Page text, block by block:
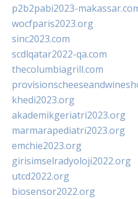
p2b2pabi2023-
wocfparis2023.org
sinc2023.com
scdlqatar2022-qa.com
thecolumbiagrill.com
khedi2023.org
akademikgeriatri2023.org
marmarapediatri2023.org
emchie2023.org
girisimselradyoloji2022.org
utcd2022.org
biosensor2022.org